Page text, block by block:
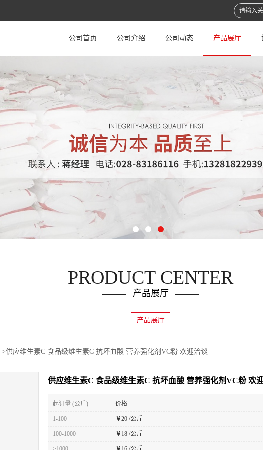
公司首页 公司介绍 公司动态 产品展厅
PRODUCT CENTER
产品展厅
产品展厅
>供应维生素C 食品级维生素C 抗坏血酸 营养强化剂VC粉 欢迎洽谈
供应维生素C 食品级维生素C 抗坏血酸 营养强化剂VC粉 欢
起订量 (公斤) 价格
1-100 ￥20 /公斤
100-1000 ￥ 18 /公斤